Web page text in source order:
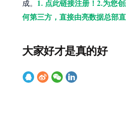
成。 1. 点此链接注册！2.为您
何第三方，直接由亮数据总部直
大家好才是真的好